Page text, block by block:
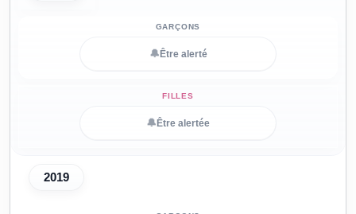
🔔 Être alerté
🔔 Être alertée
2019